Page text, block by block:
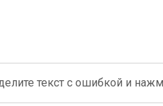
текст с ошибкой и